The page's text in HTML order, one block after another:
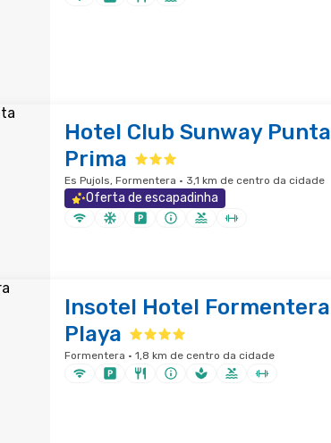
Hotel Club Sunway Punta
Prima
Es Pujols, Formentera · 3,1 km de centro da cidade
Oferta de escapadinha
Insotel Hotel Formentera
Playa
Formentera · 1,8 km de centro da cidade